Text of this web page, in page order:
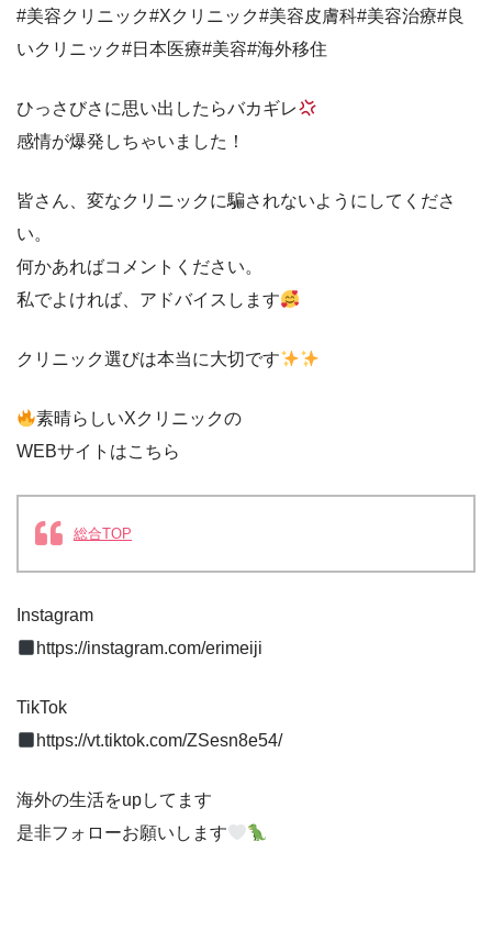
#美容クリニック#Xクリニック#美容皮膚科#美容治療#良
いクリニック#日本医療#美容#海外移住
ひっさびさに思い出したらバカギレ
感情が爆発しちゃいました！
皆さん、変なクリニックに騙されないようにしてくださ
い。
何かあればコメントください。
私でよければ、アドバイスします
クリニック選びは本当に大切です
素晴らしいXクリニックの
WEBサイトはこちら
総合TOP
Instagram
https://instagram.com/erimeiji
TikTok
https://vt.tiktok.com/ZSesn8e54/
海外の生活をupしてます
是非フォローお願いします